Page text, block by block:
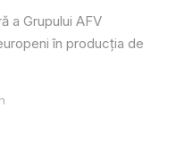
a Grupului AFV
în producția de